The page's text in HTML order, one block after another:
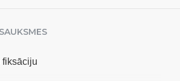
fiksāciju